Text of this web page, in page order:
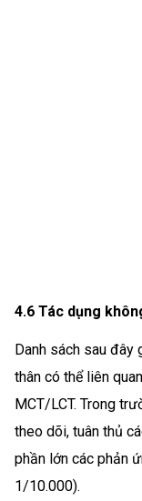
4.6 Tác dụng
Danh sách sau
thân có thể liên
MCT/LCT. Trong
theo dõi, tuân thủ
phần lớn các phản
1/10.000).